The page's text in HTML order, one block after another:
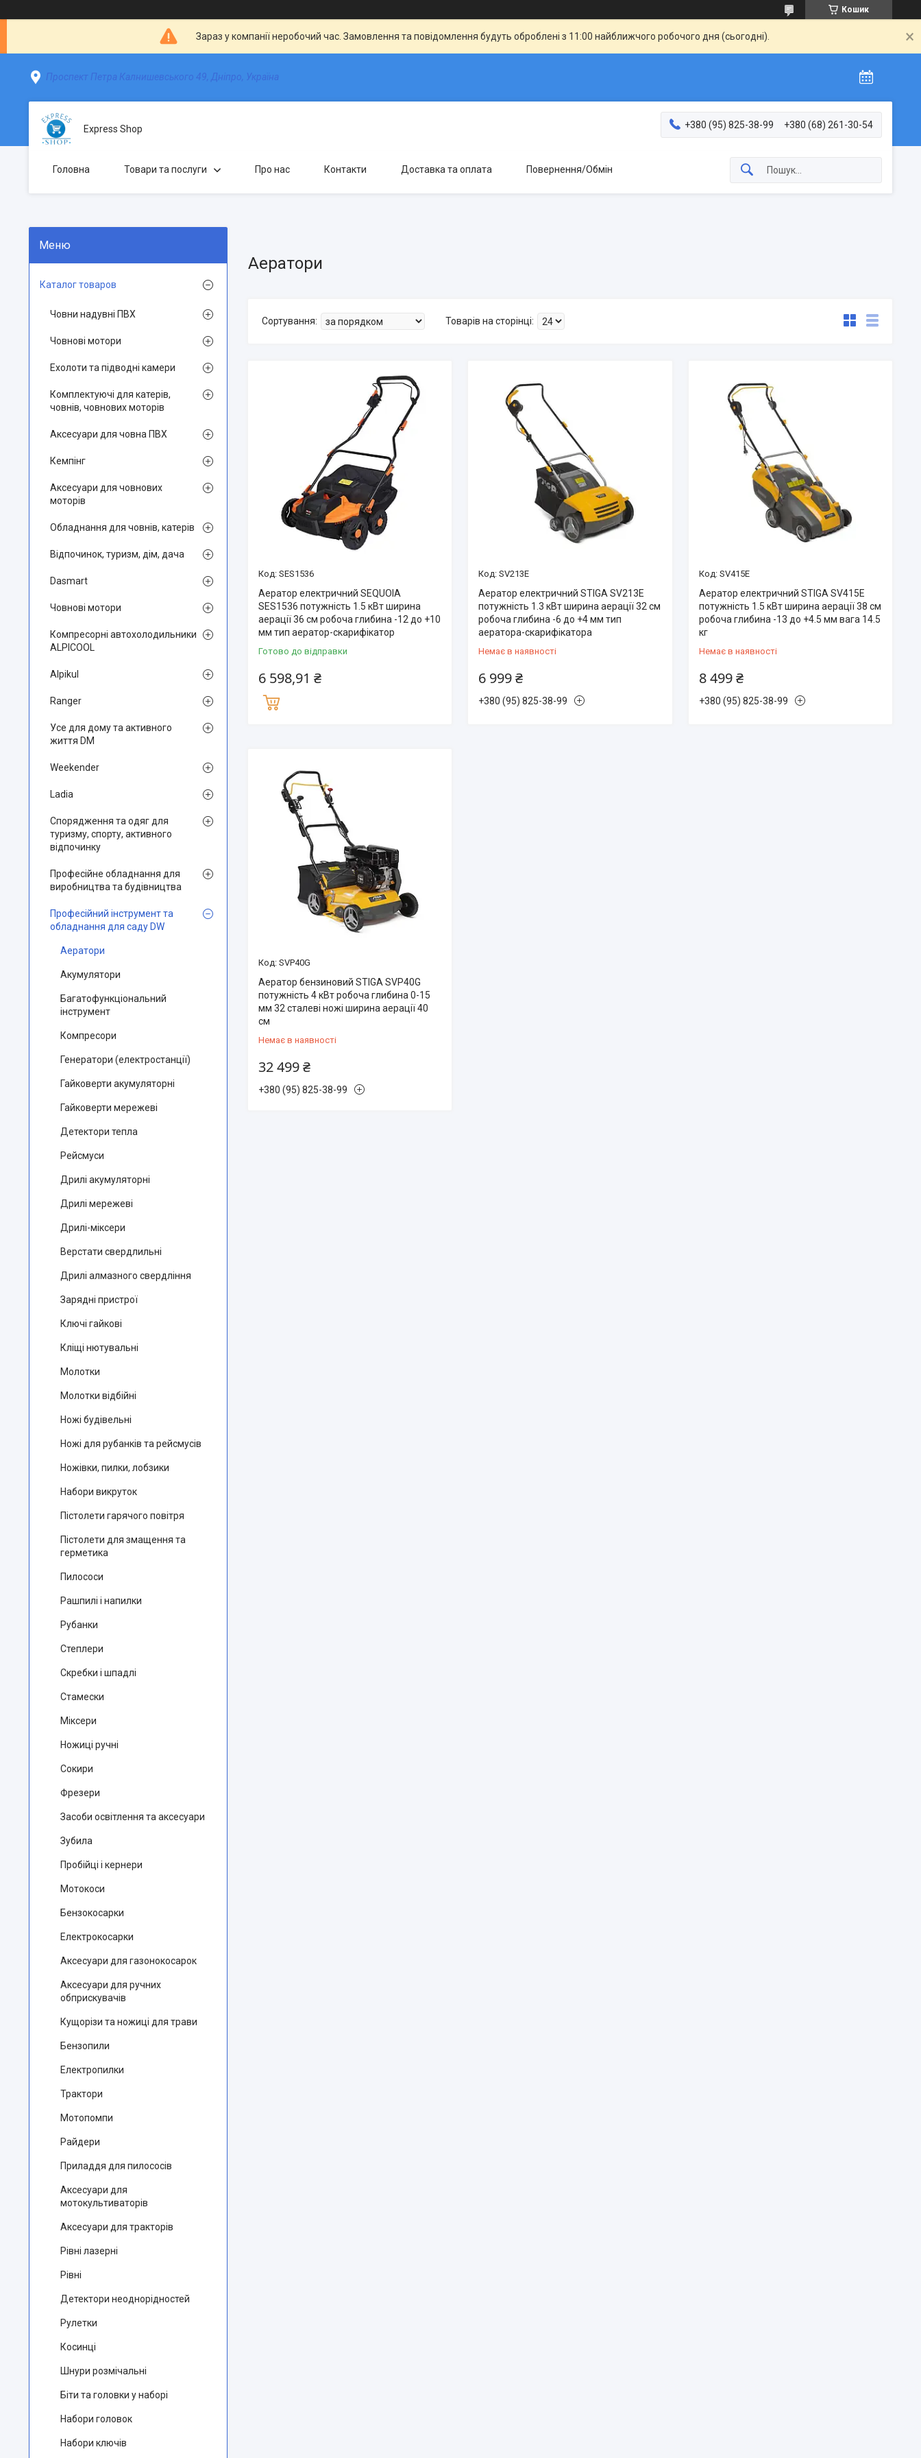
Кошик
Зараз у компанії неробочий час. Замовлення та повідомлення будуть оброблені з 11:00 найближчого робочого дня (сьогодні).
Проспект Петра Калнишевського 49, Дніпро, Україна
Express Shop +380 (95) 825-38-99 +380 (68) 261-30-54
Головна Товари та послуги Про нас Контакти Доставка та оплата Повернення/Обмін
Аератори
SES1536
Аератор електричний SEQUOIA
SES1536 потужність 1.5 кВт ширина
аерації 36 см робоча глибина -12 до +10
мм тип аератор-скарифікатор
Готово до відправки
6 598,91 ₴
SV213E
Аератор електричний STIGA SV213E
потужність 1.3 кВт ширина аерації 32 см
робоча глибина -6 до +4 мм тип
аератора-скарифікатора
Немає в наявності
6 999 ₴
+380 (95) 825-38-99
SV415E
Аератор електричний STIGA SV415E
потужність 1.5 кВт ширина аерації 38 см
робоча глибина -13 до +4.5 мм вага 14.5
кг
Немає в наявності
8 499 ₴
+380 (95) 825-38-99
SVP40G
Аератор бензиновий STIGA SVP40G
потужність 4 кВт робоча глибина 0-15
мм 32 сталеві ножі ширина аерації 40
см
Немає в наявності
32 499 ₴
+380 (95) 825-38-99
Каталог товаров
Човни надувні ПВХ
Човнові мотори
Ехолоти та підводні камери
Комплектуючі для катерів,
човнів, човнових моторів
Аксесуари для човна ПВХ
Кемпінг
Аксесуари для човнових
моторів
Обладнання для човнів, катерів
Відпочинок, туризм, дім, дача
Dasmart
Човнові мотори
Компресорні автохолодильники
ALPICOOL
Alpikul
Ranger
Усе для дому та активного
життя DM
Weekender
Ladia
Спорядження та одяг для
туризму, спорту, активного
відпочинку
Професійне обладнання для
виробництва та будівництва
Професійний інструмент та
обладнання для саду DW
Аератори
Акумулятори
Багатофункціональний
інструмент
Компресори
Генератори (електростанції)
Гайковерти акумуляторні
Гайковерти мережеві
Детектори тепла
Рейсмуси
Дрилі акумуляторні
Дрилі мережеві
Дрилі-міксери
Верстати свердлильні
Дрилі алмазного свердління
Зарядні пристрої
Ключі гайкові
Кліщі нютувальні
Молотки
Молотки відбійні
Ножі будівельні
Ножі для рубанків та рейсмусів
Ножівки, пилки, лобзики
Набори викруток
Пістолети гарячого повітря
Пістолети для змащення та
герметика
Пилососи
Рашпилі і напилки
Рубанки
Степлери
Скребки і шпадлі
Стамески
Міксери
Ножиці ручні
Сокири
Фрезери
Засоби освітлення та аксесуари
Зубила
Пробійці і кернери
Мотокоси
Бензокосарки
Електрокосарки
Аксесуари для газонокосарок
Аксесуари для ручних
обприскувачів
Кущорізи та ножиці для трави
Бензопили
Електропилки
Трактори
Мотопомпи
Райдери
Приладдя для пилососів
Аксесуари для
мотокультиваторів
Аксесуари для тракторів
Рівні лазерні
Рівні
Детектори неоднорідностей
Рулетки
Косинці
Шнури розмічальні
Біти та головки у наборі
Набори головок
Набори ключів